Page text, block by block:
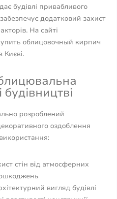
будівлі привабливого
додатковий захист
На сайті
облицовочный кирпич
Києві.
будівництві
розроблений
оздоблення
стін від атмосферних
вигляд будівлі